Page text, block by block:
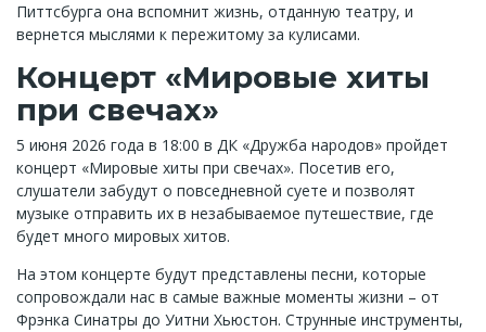
Питтсбурга она вспомнит жизнь, отданную театру, и
вернется мыслями к пережитому за кулисами.
Концерт «Мировые хиты
при свечах»
5 июня 2026 года в 18:00 в ДК «Дружба народов» пройдет
концерт «Мировые хиты при свечах». Посетив его,
слушатели забудут о повседневной суете и позволят
музыке отправить их в незабываемое путешествие, где
будет много мировых хитов.
На этом концерте будут представлены песни, которые
сопровождали нас в самые важные моменты жизни – от
Фрэнка Синатры до Уитни Хьюстон. Струнные инструменты,